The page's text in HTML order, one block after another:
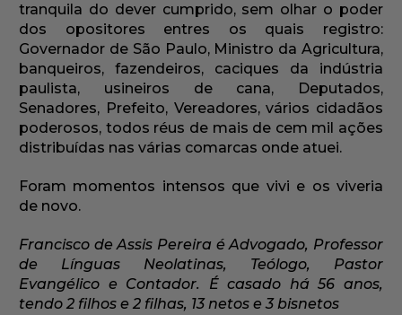
tranquila do dever cumprido, sem olhar o poder
dos opositores entres os quais registro:
Governador de São Paulo, Ministro da Agricultura,
banqueiros, fazendeiros, caciques da indústria
paulista, usineiros de cana, Deputados,
Senadores, Prefeito, Vereadores, vários cidadãos
poderosos, todos réus de mais de cem mil ações
distribuídas nas várias comarcas onde atuei.
Foram momentos intensos que vivi e os viveria
de novo.
Francisco de Assis Pereira é Advogado, Professor
de Línguas Neolatinas, Teólogo, Pastor
Evangélico e Contador. É casado há 56 anos,
tendo 2 filhos e 2 filhas, 13 netos e 3 bisnetos